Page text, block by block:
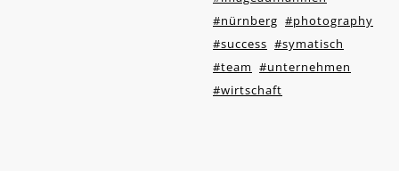
#nürnberg #photography
#success #symatisch
#team #unternehmen
#wirtschaft